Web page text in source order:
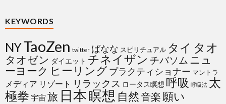
KEYWORDS
NYTaoZen twitter ばなな スピリチュアル タイ タオ
タオゼン ダイエット チネイザン チバソム ニュ
ーヨーク ヒーリングプラクティショナー マントラ
メディア リゾート リラックス ロータス瞑想 呼吸 呼吸法 太
極拳 宇宙 旅 日本瞑想 自然音楽 願い